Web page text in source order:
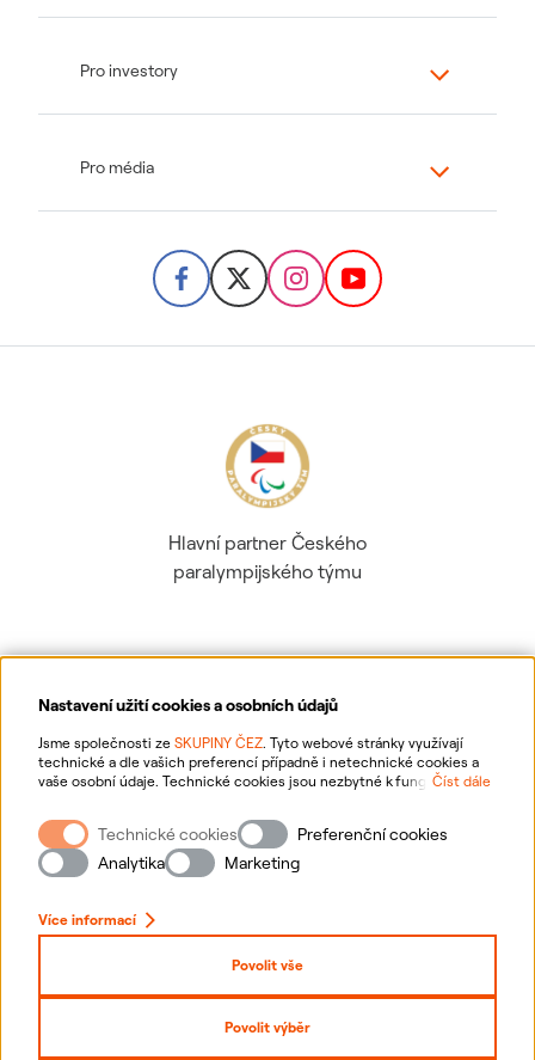
Nastavení užití cookies a osobních údajů
Jsme společnosti ze SKUPINY ČEZ. Tyto webové stránky využívají
technické a dle vašich preferencí případně i netechnické cookies a
vaše osobní údaje. Technické cookies jsou nezbytné k fungování
webové stránky vašim preferencím, k personalizaci reklam a analytice.
Pro sběr a zpracování netechnických cookies a vašich osobních údajů
nám můžete udělit souhlas. Bližší informace o vašich právech,
zpracování osobních údajů, včetně možnosti odvolání udělených
Číst dále
Technické cookies
Preferenční cookies
Analytika
Marketing
Více informací
Povolit vše
Povolit výběr
Pro investory
Pro média
Hlavní partner Českého
paralympijského týmu
Ochrana osobních údajů
Informace o webu
Nastavení cookies
Přihlásit se
Prohlášení o přístupnosti